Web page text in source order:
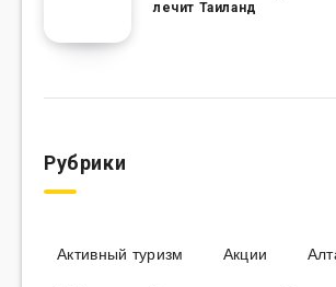
лечит Таиланд
Рубрики
Активный туризм Акции